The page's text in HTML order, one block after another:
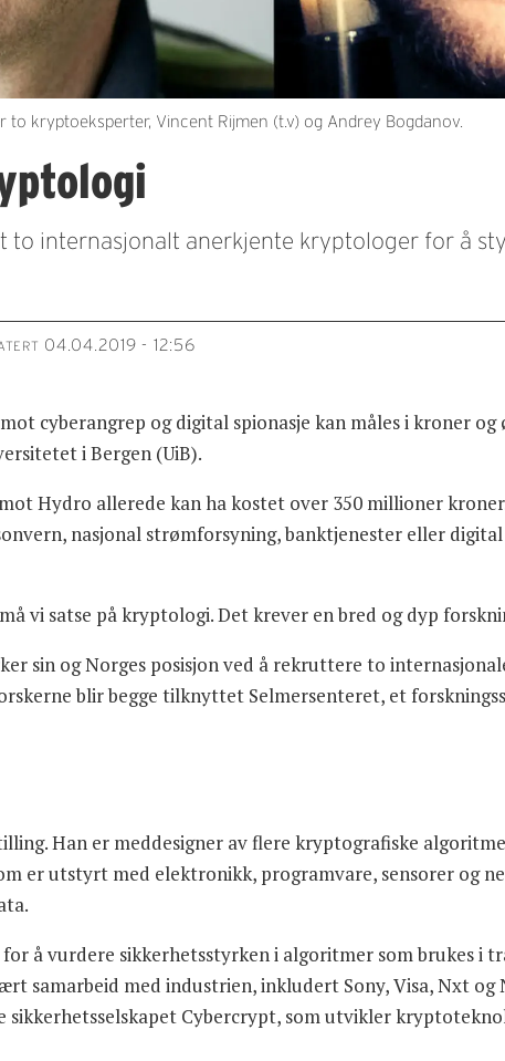
to kryptoeksperter, Vincent Rijmen (t.v) og Andrey Bogdanov.
to internasjonalt anerkjente kryptologer for å
04.04.2019 - 12:56
cyberangrep og digital spionasje kan måles i kroner
i Bergen (UiB).
Hydro allerede kan ha kostet over 350 millioner
nasjonal strømforsyning, banktjenester eller
vi satse på kryptologi. Det krever en bred og dyp
sin og Norges posisjon ved å rekruttere to
blir begge tilknyttet Selmersenteret, et
Han er meddesigner av flere kryptografiske
er utstyrt med elektronikk, programvare, sensorer og
å vurdere sikkerhetsstyrken i algoritmer som brukes i
samarbeid med industrien, inkludert Sony, Visa, Nxt og
sikkerhetsselskapet Cybercrypt, som utvikler